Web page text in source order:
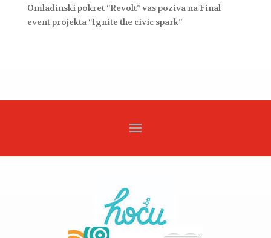
Omladinski pokret “Revolt” vas poziva na Final
event projekta “Ignite the civic spark”